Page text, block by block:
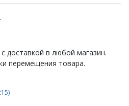
доставкой в любой магазин.
перемещения товара.